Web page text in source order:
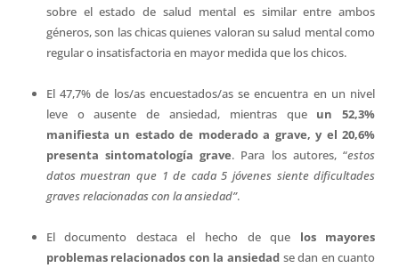
sobre el estado de salud mental es similar entre ambos
géneros, son las chicas quienes valoran su salud mental como
regular o insatisfactoria en mayor medida que los chicos.
El 47,7% de los/as encuestados/as se encuentra en un nivel
leve o ausente de ansiedad, mientras que un 52,3%
manifiesta un estado de moderado a grave, y el 20,6%
presenta sintomatología grave. Para los autores, “estos
datos muestran que 1 de cada 5 jóvenes siente dificultades
graves relacionadas con la ansiedad”.
El documento destaca el hecho de que los mayores
problemas relacionados con la ansiedad se dan en cuanto